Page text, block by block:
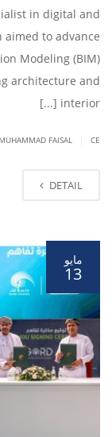
in digital and
aimed to advance
Modeling (BIM)
architecture and
interior [...]
MUHAMMAD FAISAL CE
DETAIL
مايو
13